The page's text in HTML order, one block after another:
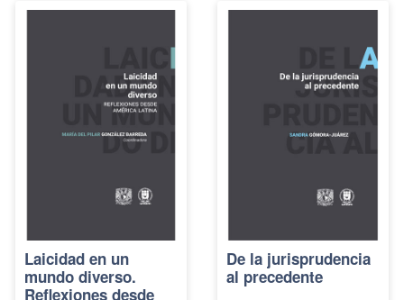
Laicidad en un
mundo diverso.
Reflexiones desde
De la jurisprudencia
al precedente